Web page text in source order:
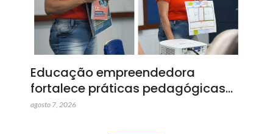
Educação empreendedora
fortalece práticas pedagógicas…
agosto 7, 2026